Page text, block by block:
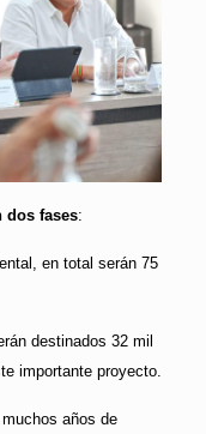
dos fases:
en total serán 75
destinados 32 mil
importante proyecto.
años de